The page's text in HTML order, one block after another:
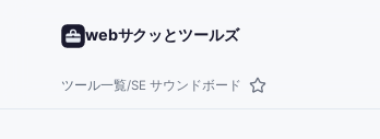
webサクッとツールズ
ツール一覧/SE サウンドボード